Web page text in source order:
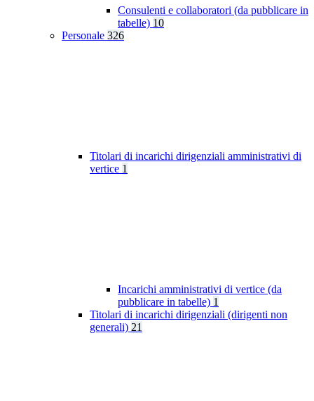
Consulenti e collaboratori (da pubblicare in
tabelle) 10
Personale 326
Titolari di incarichi dirigenziali amministrativi di
vertice 1
Incarichi amministrativi di vertice (da
pubblicare in tabelle) 1
Titolari di incarichi dirigenziali (dirigenti non
generali) 21